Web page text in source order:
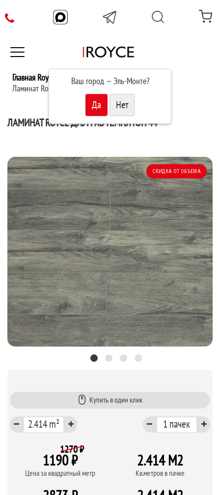
Ваш город —Эль-Монте?
Главная Royce
Ламинат
Ламинат Royce Дуб Граб Темплтон 44
ЛАМИНАТ ROYCE ДУБ ГРАБ ТЕМПЛТОН 44
СКИДКА ОТ ОБЪЕМА
Купить в один клик
1270 ₽
1190 ₽
Цена за квадратный метр
2.414 M2
Кв.метров в пачке